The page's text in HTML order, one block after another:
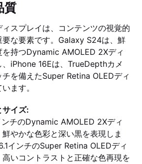
質
スプレイは、コンテンツの視覚的
要な要素です。Galaxy S24は、鮮
持つDynamic AMOLED 2Xディ
iPhone 16Eは、TrueDepthカメ
を備えたSuper Retina OLEDディ
ます。
サイズ:
チのDynamic AMOLED 2Xディ
やかな色彩と深い黒を表現しま
インチのSuper Retina OLEDディ
いコントラストと正確な色再現を